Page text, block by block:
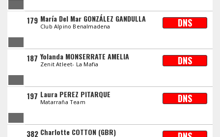
179 María Del Mar GONZÁLEZ GANDULLA
Club Alpino Benalmadena DNS
187 Yolanda MONSERRATE AMELIA
Zenit Atleet- La Mafia DNS
197 Laura PEREZ PITARQUE
Matarraña Team DNS
382 Charlotte COTTON (GBR)